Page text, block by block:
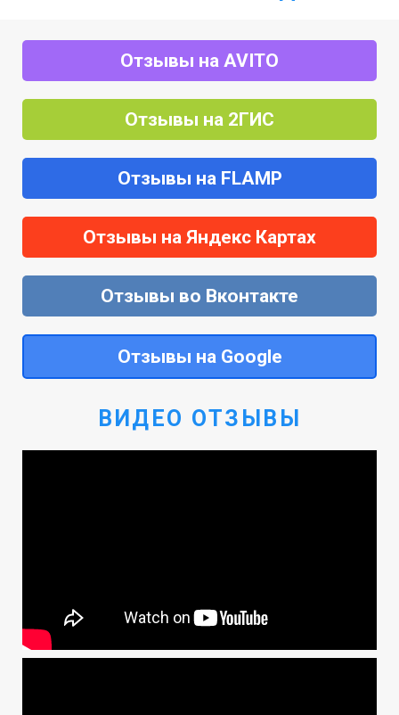
Отзывы на AVITO
Отзывы на 2ГИС
Отзывы на FLAMP
Отзывы на Яндекс Картах
Отзывы во Вконтакте
Отзывы на Google
ВИДЕО ОТЗЫВЫ